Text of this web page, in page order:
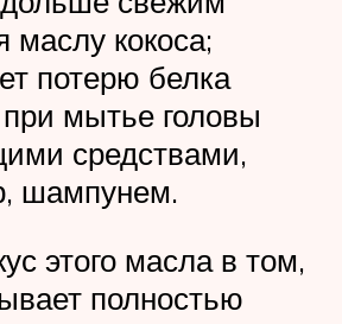
маслу кокоса;
потерю белка
мытье головы
средствами,
шампунем.
этого масла в том,
полностью